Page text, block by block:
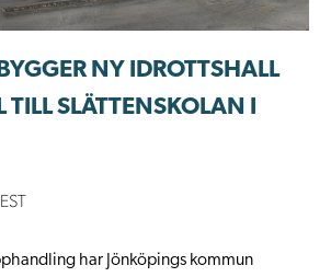
NY IDROTTSHALL
TILL SLÄTTENSKOLAN I
har Jönköpings kommun